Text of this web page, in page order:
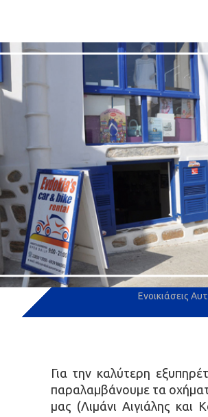
Ενοικιάσεις
Για την καλύτερη
παραλαμβάνουμε τα
μας (Λιμάνι Αιγιάλης